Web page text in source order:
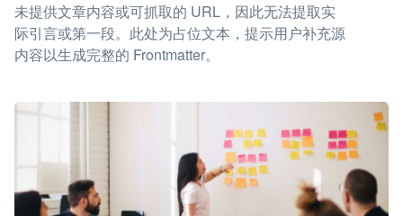
未提供文章内容或可抓取的 URL，因此无法提取实
际引言或第一段。此处为占位文本，提示用户补充源
内容以生成完整的 Frontmatter。